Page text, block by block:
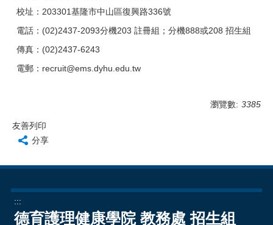
校址：203301基隆市中山區復興路336號
電話：(02)2437-2093分機203 註冊組；分機888或208 招生組
傳真：(02)2437-6243
電郵： recruit@ems.dyhu.edu.tw
瀏覽數: 3385
友善列印
分享
:::
德育護理健康學院 教務處 招生組